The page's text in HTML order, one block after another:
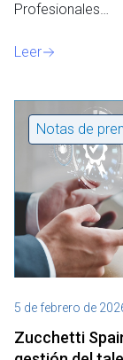
Profesionales…
Leer
Notas de
5 de febrero de
Zucchetti